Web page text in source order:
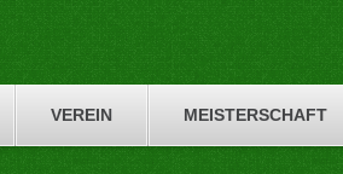
VEREIN MEISTERSCHAFT